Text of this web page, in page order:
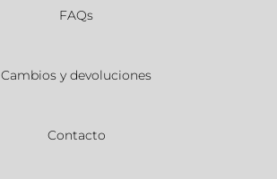
FAQs
Cambios y devoluciones
Contacto